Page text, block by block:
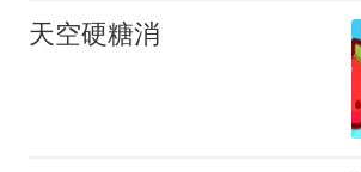
天空硬糖消